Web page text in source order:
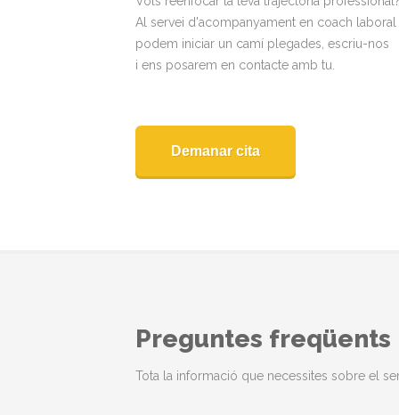
Al servei d'acompanyament en coach laboral
podem iniciar un camí plegades, escriu-nos
i ens posarem en contacte amb tu.
Demanar cita
Preguntes freqüents
Tota la informació que necessites sobre el